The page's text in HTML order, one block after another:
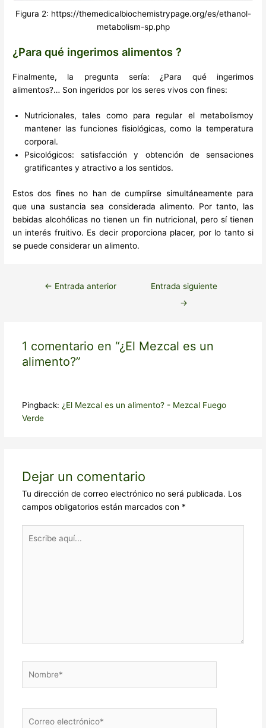
Figura 2: https://themedicalbiochemistrypage.org/es/ethanol-
metabolism-sp.php
¿Para qué ingerimos alimentos ?
Finalmente, la pregunta sería: ¿Para qué ingerimos
alimentos?… Son ingeridos por los seres vivos con fines:
Nutricionales, tales como para regular el metabolismoy
mantener las funciones fisiológicas, como la temperatura
corporal.
Psicológicos: satisfacción y obtención de sensaciones
gratificantes y atractivo a los sentidos.
Estos dos fines no han de cumplirse simultáneamente para
que una sustancia sea considerada alimento. Por tanto, las
bebidas alcohólicas no tienen un fin nutricional, pero sí tienen
un interés fruitivo. Es decir proporciona placer, por lo tanto si
se puede considerar un alimento.
← Entrada anterior
Entrada siguiente
→
1 comentario en “¿El Mezcal es un
alimento?”
Pingback: ¿El Mezcal es un alimento? - Mezcal Fuego
Verde
Dejar un comentario
Tu dirección de correo electrónico no será publicada. Los
campos obligatorios están marcados con *
aquí...